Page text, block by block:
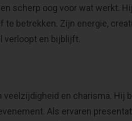
scherp oog voor wat werkt.
betrekken. Zijn energie,
verloopt en bijblijft.
en charisma. Hij
Als ervaren